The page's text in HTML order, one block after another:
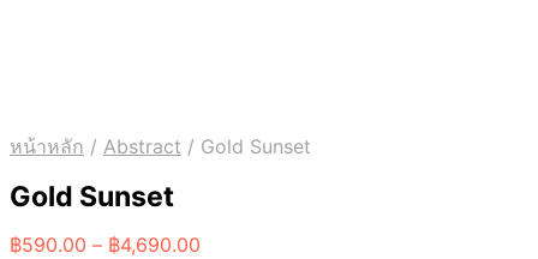
หน้าหลัก / Abstract / Gold Sunset
Gold Sunset
฿590.00 – ฿4,690.00